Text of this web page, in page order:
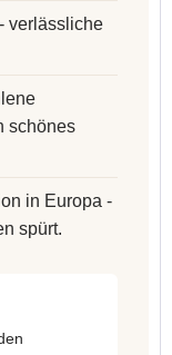
verlässliche
schönes
in Europa -
spürt.